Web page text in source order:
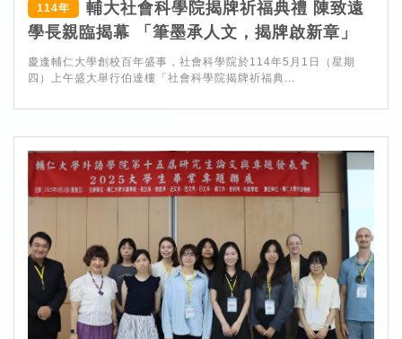
114年
輔大社會科學院揭牌祈福典禮 陳致遠
學長親臨揭幕 「筆墨承人文，揭牌啟新章」
慶逢輔仁大學創校百年盛事，社會科學院於114年5月1日（星期
四）上午盛大舉行伯達樓「社會科學院揭牌祈福典...